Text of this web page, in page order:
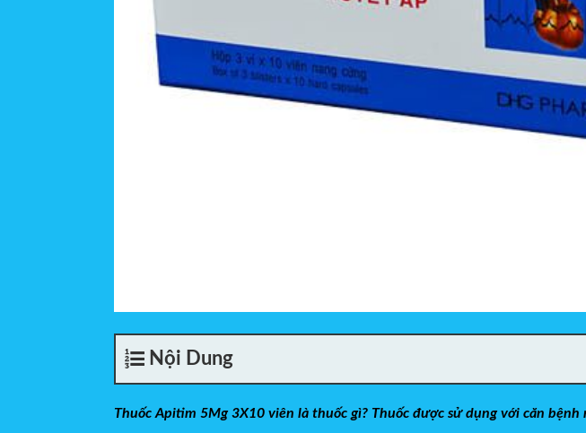
Nội Dung
Thuốc Apitim 5Mg 3X10 viên là thuốc gì? Thuốc được sử dụng với căn bệnh